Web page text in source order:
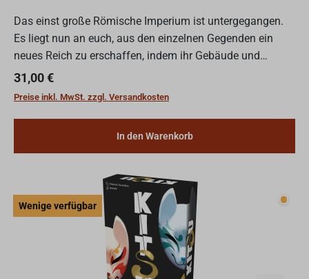
Das einst große Römische Imperium ist untergegangen.
Es liegt nun an euch, aus den einzelnen Gegenden ein
neues Reich zu erschaffen, indem ihr Gebäude und
Landschaften gerecht aufteilt und euren Nachbarn
anbietet. Abe...
Regulärer Preis:
31,00 €
Preise inkl. MwSt. zzgl. Versandkosten
In den Warenkorb
Wenige verfügbar